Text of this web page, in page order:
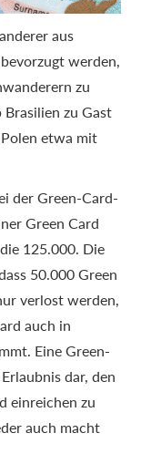
aus
werden,
zu
zu Gast
etwa mit
der Green-Card-
Green Card
125.000. Die
50.000 Green
verlost werden,
auch in
Eine Green-
dar, den
einreichen zu
auch macht